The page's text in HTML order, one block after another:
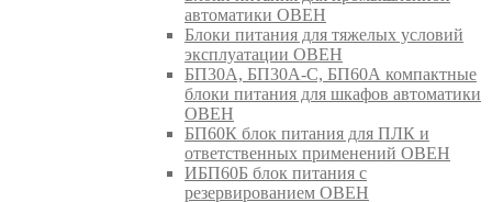
автоматики ОВЕН
Блоки питания для тяжелых условий
эксплуатации ОВЕН
БП30А, БП30А-С, БП60А компактные
блоки питания для шкафов автоматики
ОВЕН
БП60К блок питания для ПЛК и
ответственных применений ОВЕН
ИБП60Б блок питания с
резервированием ОВЕН